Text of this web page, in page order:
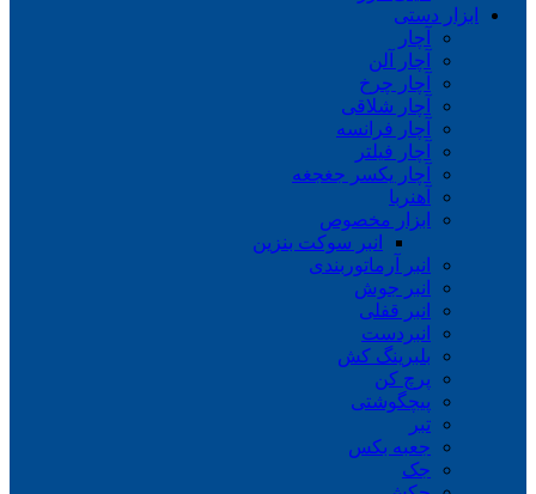
ابزار دستی
آچار
آچار آلن
آچار چرخ
آچار شلاقی
آچار فرانسه
آچار فیلتر
آچار یکسر جغجغه
آهنربا
ابزار مخصوص
انبر سوکت بنزین
انبر آرماتوربندی
انبر جوش
انبر قفلی
انبردست
بلبرینگ کش
پرچ کن
پیچگوشتی
تبر
جعبه بکس
جک